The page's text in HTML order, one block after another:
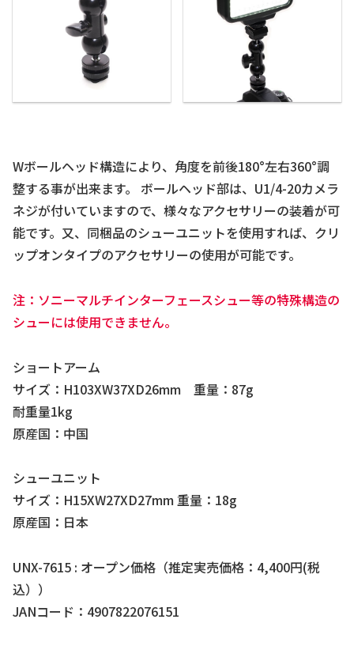
Wボールヘッド構造により、角度を前後180°左右360°調
整する事が出来ます。 ボールヘッド部は、U1/4-20カメラ
ネジが付いていますので、様々なアクセサリーの装着が可
能です。又、同梱品のシューユニットを使用すれば、クリ
ップオンタイプのアクセサリーの使用が可能です。
注：ソニーマルチインターフェースシュー等の特殊構造の
シューには使用できません。
ショートアーム
サイズ：H103XW37XD26mm 重量：87g
耐重量1kg
原産国：中国
シューユニット
サイズ：H15XW27XD27mm 重量：18g
原産国：日本
UNX-7615 : オープン価格（推定実売価格：4,400円(税
込））
JANコード：4907822076151